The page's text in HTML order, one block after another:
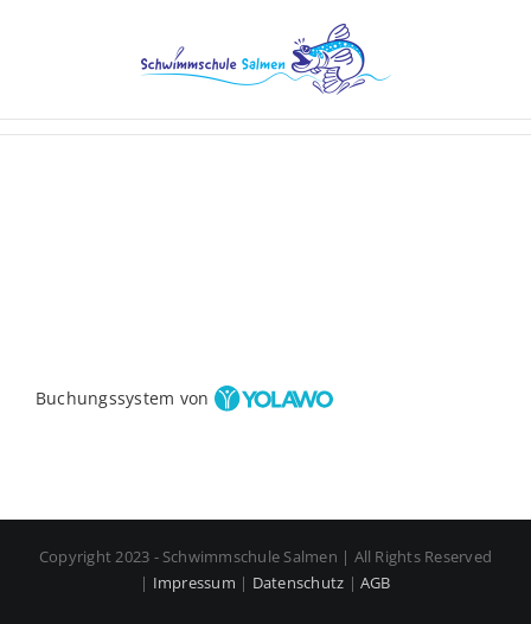
Buchungssystem von
Copyright 2023 - Schwimmschule Salmen | All Rights Reserved
| Impressum | Datenschutz |AGB